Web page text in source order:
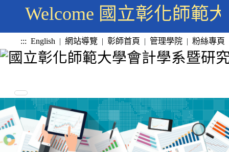
Welcome 國立彰化師範
::: English | 網站導覽 | 彰師首頁 | 管理學院 | 粉絲專頁